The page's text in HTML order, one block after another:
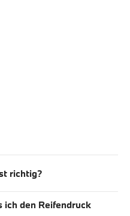
richtig?
ich den Reifendruck